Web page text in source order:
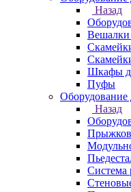
Назад
Вешалки
Шкафы
Пуфы
Оборудование
Назад
Система